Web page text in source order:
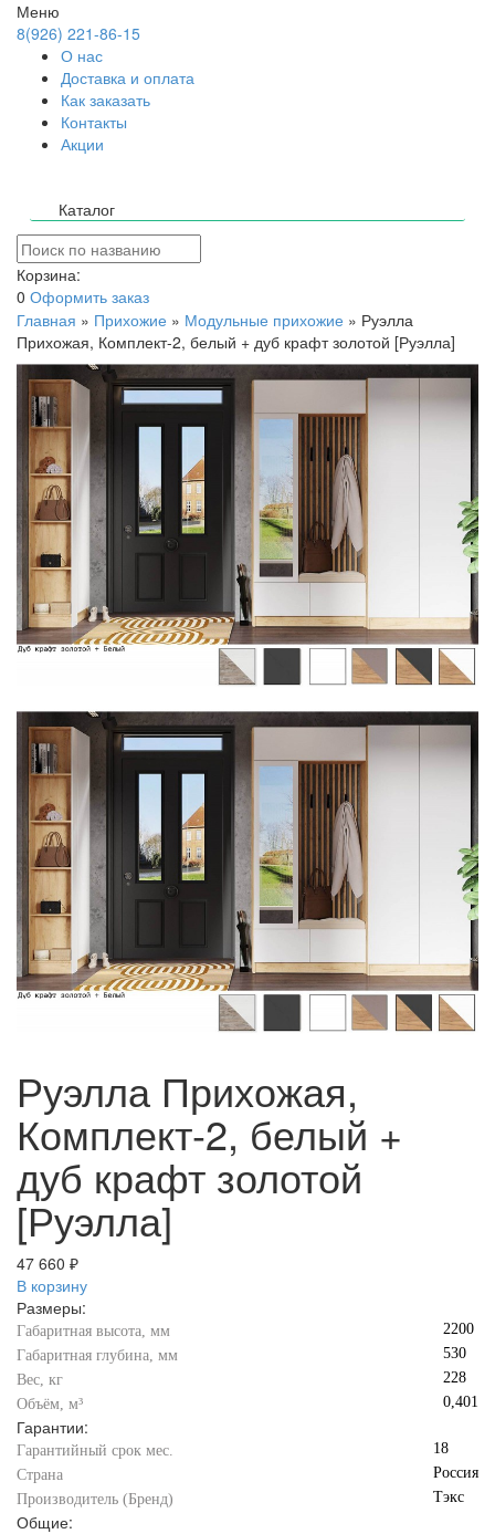
Меню
8(926) 221-86-15
О нас
Доставка и оплата
Как заказать
Контакты
Акции
Каталог
Корзина:
0 Оформить заказ
Главная » Прихожие » Модульные прихожие » Руэлла
Прихожая, Комплект-2, белый + дуб крафт золотой [Руэлла]
Руэлла Прихожая,
Комплект-2, белый +
дуб крафт золотой
[Руэлла]
47 660 ₽
В корзину
Размеры:
Габаритная высота, мм
2200
Габаритная глубина, мм
530
Вес, кг
228
Объём, м³
0,401
Гарантии:
Гарантийный срок мес.
18
Страна
Россия
Производитель (Бренд)
Тэкс
Общие: